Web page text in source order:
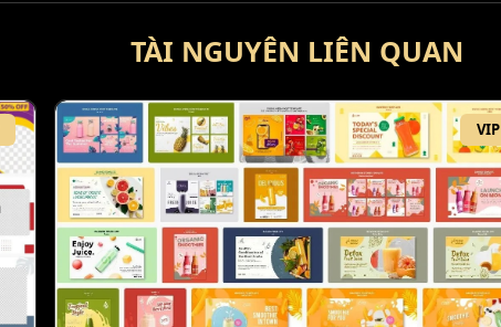
TÀI NGUYÊN LIÊN QUAN
VIP